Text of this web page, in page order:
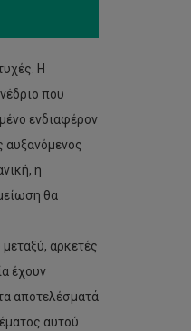
Η
που
ενδιαφέρον
αυξανόμενος
η
θα
αρκετές
έχουν
αποτελέσματά
αυτού